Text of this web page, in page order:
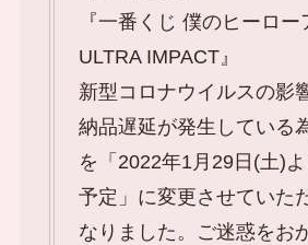
『一番くじ 僕のヒーロ
ULTRA IMPACT』
新型コロナウイルスの影
納品遅延が発生している
を「2022年1月29日(土)
予定」に変更させていた
なりました。ご迷惑をお